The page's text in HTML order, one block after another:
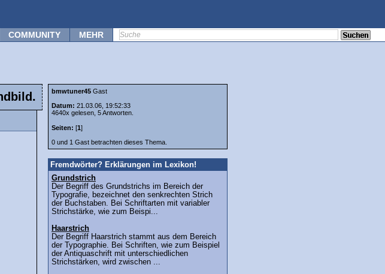
COMMUNITY MEHR
bmwtuner45 Gast
Datum: 21.03.06, 19:52:33
4640x gelesen, 5 Antworten.
Seiten: [1]
0 und 1 Gast betrachten dieses Thema.
Fremdwörter? Erklärungen im Lexikon!
Grundstrich
Der Begriff des Grundstrichs im Bereich der
Typografie, bezeichnet den senkrechten Strich
der Buchstaben. Bei Schriftarten mit variabler
Strichstärke, wie zum Beispi...
Haarstrich
Der Begriff Haarstrich stammt aus dem Bereich
der Typographie. Bei Schriften, wie zum Beispiel
der Antiquaschrift mit unterschiedlichen
Strichstärken, wird zwischen ...